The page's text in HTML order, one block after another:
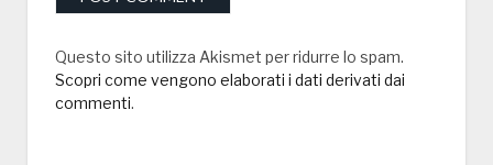
Questo sito utilizza Akismet per ridurre lo spam.
Scopri come vengono elaborati i dati derivati dai
commenti.